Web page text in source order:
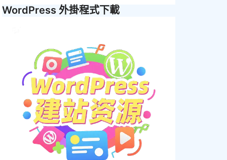
WordPress 外掛程式下載